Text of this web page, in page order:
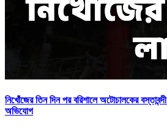
নিখোঁজের তিন দিন পর বরিশালে অটোচালকের
অভিযোগ